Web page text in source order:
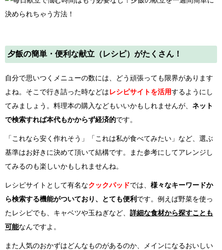
夕飯の簡単・便利な献立（レシピ）がたくさん！
自分で思いつくメニューの数には、どう頑張っても限界があります
よね。そこで行き詰った時などはレシピサイトを活用するようにし
てみましょう。料理本の購入などもいいかもしれませんが、 ネット
で検索すれば本代もかからず経済的です。
「これなら安く作れそう」「これは私が食べてみたい」など、選ぶ
基準はお好きに決めて頂いて結構です。また参考にしてアレンジし
てみるのも楽しいかもしれませんね。
レシピサイトとして有名なクックパッドでは、 様々なキーワードか
ら検索する機能がついており、とても便利 です。例えば野菜を使っ
たレシピでも、キャベツや玉ねぎなど、 詳細な食材から探すことも
可能なんですよ。
また人気のおかずはどんなものがあるのか、メインになるおいしい